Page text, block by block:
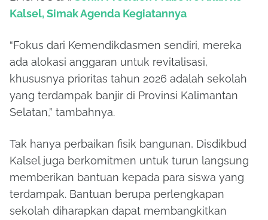
Kalsel, Simak Agenda Kegiatannya
“Fokus dari Kemendikdasmen sendiri, mereka
ada alokasi anggaran untuk revitalisasi,
khususnya prioritas tahun 2026 adalah sekolah
yang terdampak banjir di Provinsi Kalimantan
Selatan,” tambahnya.
Tak hanya perbaikan fisik bangunan, Disdikbud
Kalsel juga berkomitmen untuk turun langsung
memberikan bantuan kepada para siswa yang
terdampak. Bantuan berupa perlengkapan
sekolah diharapkan dapat membangkitkan